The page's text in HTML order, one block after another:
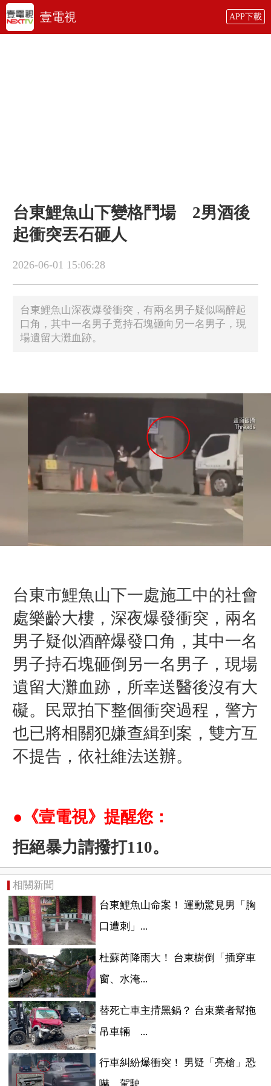
壹電視 APP下載
台東鯉魚山下變格鬥場 2男酒後
起衝突丟石砸人
2026-06-01 15:06:28
台東鯉魚山深夜爆發衝突，有兩名男子疑似喝醉起
口角，其中一名男子竟持石塊砸向另一名男子，現
場遺留大灘血跡。
台東市鯉魚山下一處施工中的社會
處樂齡大樓， 深夜爆發衝突，兩名
男子疑似酒醉爆發口角，其中一名
男子持石塊砸倒另一名男子，現場
遺留大灘血跡，所幸送醫後沒有大
礙。民眾拍下整個衝突過程，警方
也已將相關犯嫌查緝到案，雙方互
不提告，依社維法送辦。
●《壹電視》提醒您：
拒絕暴力請撥打110。
相關新聞
台東鯉魚山命案！ 運動驚見男「胸
口遭刺」...
杜蘇芮降雨大！ 台東樹倒「插穿車
窗、水淹...
替死亡車主揹黑鍋？ 台東業者幫拖
吊車輛 ...
行車糾紛爆衝突！ 男疑「亮槍」恐